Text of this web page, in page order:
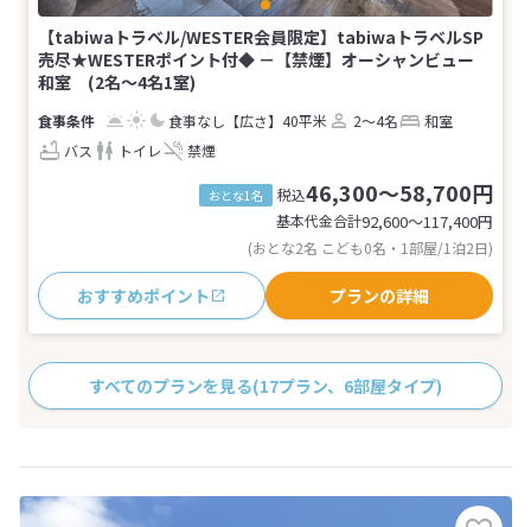
【tabiwaトラベル/WESTER会員限定】tabiwaトラベルSP
売尽★WESTERポイント付◆ －【禁煙】オーシャンビュー
和室 (2名～4名1室)
食事なし 【広さ】40平米 2～4名
和室
バス
トイレ 禁煙
おとな1名 税込46,300～58,700円
基本代金合計92,600〜117,400円
(おとな2名 こども0名・1部屋/1泊2日)
おすすめポイント プランの詳細
すべてのプランを見る(17プラン、6部屋タイプ)